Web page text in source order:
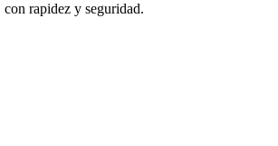
rapidez y seguridad.